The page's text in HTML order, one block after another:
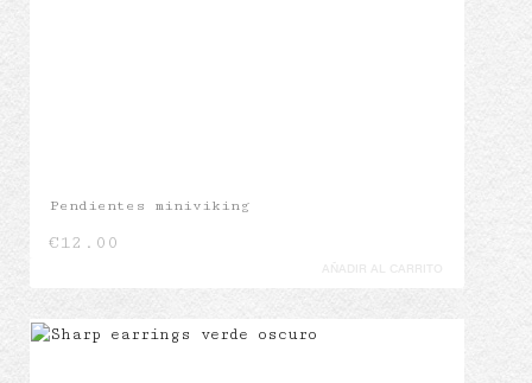
Pendientes miniviking
€12.00